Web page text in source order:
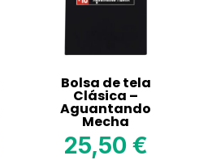
chosen
product
Bolsa de tela
Clásica –
Aguantando
Mecha
25,50€